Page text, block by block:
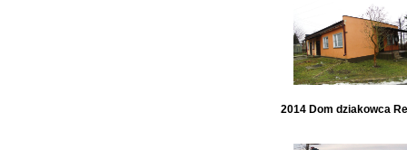
2014 Dom dziakowca